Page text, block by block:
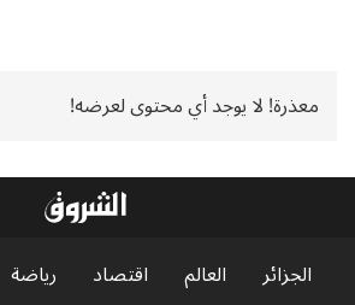
معذرة! لا يوجد أي محتوى لعرضه!
الجزائر العالم اقتصاد رياضة